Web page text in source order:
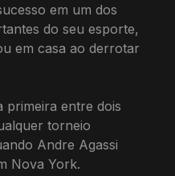
em um dos
do seu esporte,
em casa ao derrotar
primeira entre dois
torneio
Andre Agassi
Nova York.